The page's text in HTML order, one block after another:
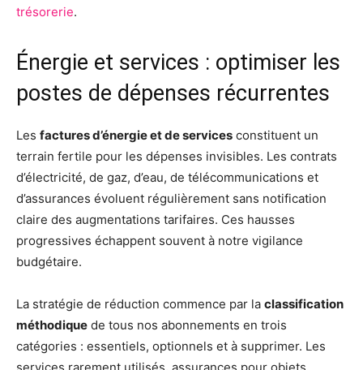
trésorerie.
Énergie et services : optimiser les
postes de dépenses récurrentes
Les factures d’énergie et de services constituent un
terrain fertile pour les dépenses invisibles. Les contrats
d’électricité, de gaz, d’eau, de télécommunications et
d’assurances évoluent régulièrement sans notification
claire des augmentations tarifaires. Ces hausses
progressives échappent souvent à notre vigilance
budgétaire.
La stratégie de réduction commence par la classification
méthodique de tous nos abonnements en trois
catégories : essentiels, optionnels et à supprimer. Les